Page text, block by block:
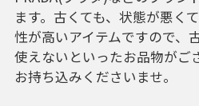
ます。古くても、状態が悪く
性が高いアイテムですので、
使えないといったお品物がご
お持ち込みくださいませ。